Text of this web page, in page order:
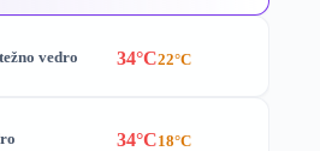
vedro 34°C22°C
34°C18°C